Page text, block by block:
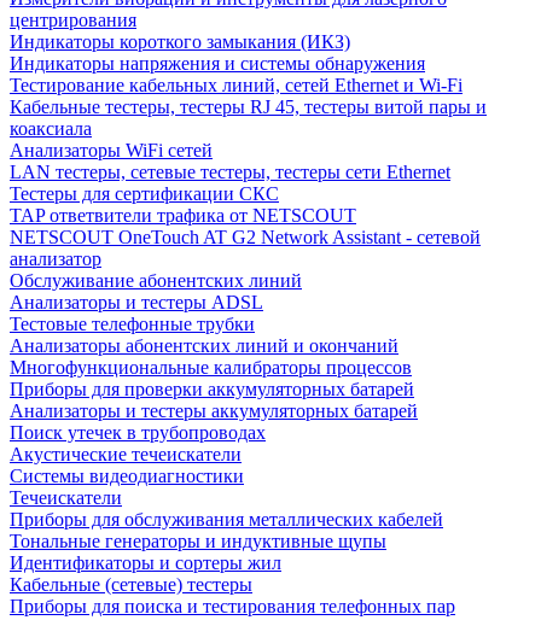
центрирования
Индикаторы короткого замыкания (ИКЗ)
Индикаторы напряжения и системы обнаружения
Тестирование кабельных линий, сетей Ethernet и Wi-Fi
Кабельные тестеры, тестеры RJ 45, тестеры витой пары и
коаксиала
Анализаторы WiFi сетей
LAN тестеры, сетевые тестеры, тестеры сети Ethernet
Тестеры для сертификации СКС
TAP ответвители трафика от NETSCOUT
NETSCOUT OneTouch AT G2 Network Assistant - сетевой
анализатор
Обслуживание абонентских линий
Анализаторы и тестеры ADSL
Тестовые телефонные трубки
Анализаторы абонентских линий и окончаний
Многофункциональные калибраторы процессов
Приборы для проверки аккумуляторных батарей
Анализаторы и тестеры аккумуляторных батарей
Поиск утечек в трубопроводах
Акустические течеискатели
Системы видеодиагностики
Течеискатели
Приборы для обслуживания металлических кабелей
Тональные генераторы и индуктивные щупы
Идентификаторы и сортеры жил
Кабельные (сетевые) тестеры
Приборы для поиска и тестирования телефонных пар